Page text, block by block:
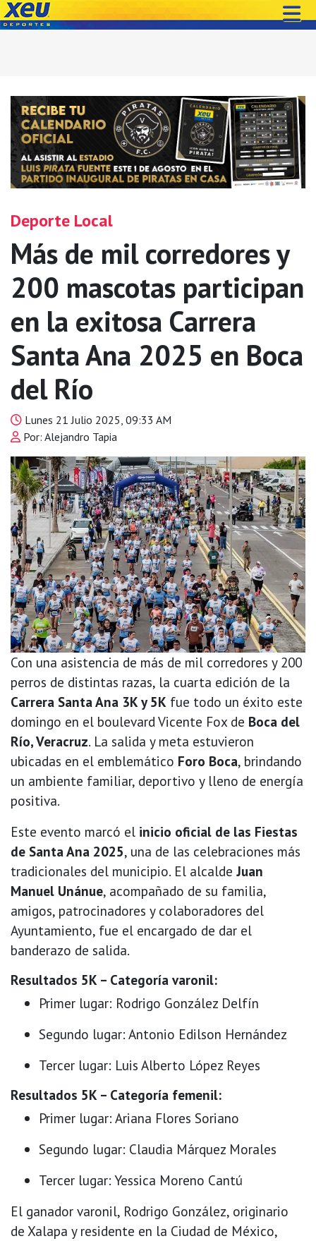
Deporte Local
Más de mil corredores y
200 mascotas participan
en la exitosa Carrera
Santa Ana 2025 en Boca
del Río
Lunes 21 Julio 2025, 09:33 AM
Por: Alejandro Tapia
Con una asistencia de más de mil corredores y 200
perros de distintas razas, la cuarta edición de la
Carrera Santa Ana 3K y 5K fue todo un éxito este
domingo en el boulevard Vicente Fox de Boca del
Río, Veracruz. La salida y meta estuvieron
ubicadas en el emblemático Foro Boca, brindando
un ambiente familiar, deportivo y lleno de energía
positiva.
Este evento marcó el inicio oficial de las Fiestas
de Santa Ana 2025, una de las celebraciones más
tradicionales del municipio. El alcalde Juan
Manuel Unánue, acompañado de su familia,
amigos, patrocinadores y colaboradores del
Ayuntamiento, fue el encargado de dar el
banderazo de salida.
Resultados 5K – Categoría varonil:
Primer lugar: Rodrigo González Delfín
Segundo lugar: Antonio Edilson Hernández
Tercer lugar: Luis Alberto López Reyes
Resultados 5K – Categoría femenil:
Primer lugar: Ariana Flores Soriano
Segundo lugar: Claudia Márquez Morales
Tercer lugar: Yessica Moreno Cantú
El ganador varonil, Rodrigo González, originario
de Xalapa y residente en la Ciudad de México,